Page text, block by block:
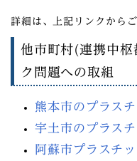
詳細は、上記リンクからご
他市町村(連携中
ク問題への取組
熊本市のプラス
宇土市のプラス
阿蘇市プラスチ